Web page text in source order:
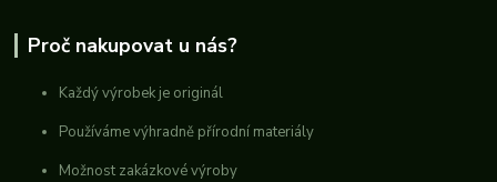
Proč nakupovat u nás?
Každý výrobek je originál
Používáme výhradně přírodní materiály
Možnost zakázkové výroby